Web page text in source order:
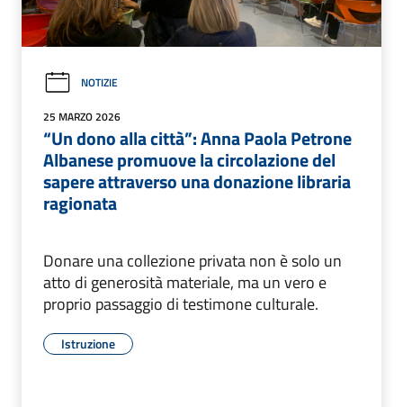
NOTIZIE
25 MARZO 2026
“Un dono alla città”: Anna Paola Petrone
Albanese promuove la circolazione del
sapere attraverso una donazione libraria
ragionata
Donare una collezione privata non è solo un
atto di generosità materiale, ma un vero e
proprio passaggio di testimone culturale.
Istruzione